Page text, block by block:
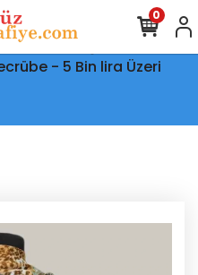
Teslimat - Şeffaf Kargo
- 5 Bin lira Üzeri
0